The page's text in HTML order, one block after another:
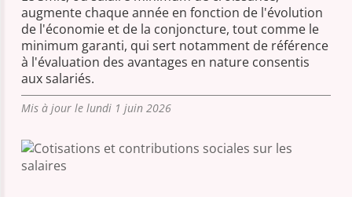
augmente chaque année en fonction de l'évolution
de l'économie et de la conjoncture, tout comme le
minimum garanti, qui sert notamment de référence
à l'évaluation des avantages en nature consentis
aux salariés.
Mis à jour le lundi 1 juin 2026